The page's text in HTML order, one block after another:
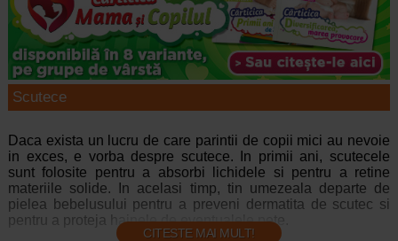
Scutece
Daca exista un lucru de care parintii de copii mici au nevoie
in exces, e vorba despre scutece. In primii ani, scutecele
sunt folosite pentru a absorbi lichidele si pentru a retine
materiile solide. In acelasi timp, tin umezeala departe de
pielea bebelusului pentru a preveni dermatita de scutec si
pentru a proteja hainele de eventualele pete.
CITESTE MAI MULT!